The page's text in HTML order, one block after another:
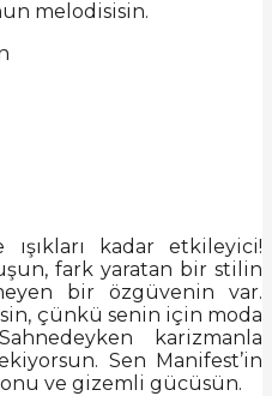
melodisisin.
kadar etkileyici!
fark yaratan bir stilin
bir özgüvenin var.
çünkü senin için moda
karizmanla
Sen Manifest’in
ve gizemli gücüsün.